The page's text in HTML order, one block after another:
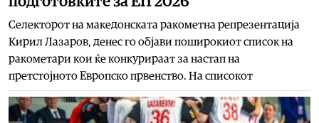
Селекторот на македонската ракометна репрезентација
Кирил Лазаров, денес го објави поширокиот список на
ракометари кои ќе конкурираат за настап на
претстојното Европско првенство. На списокот